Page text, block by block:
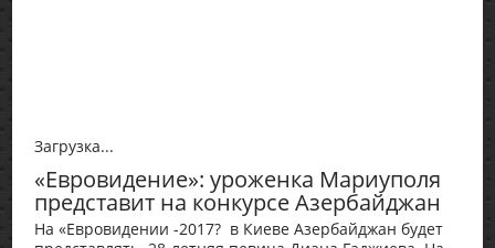
Загрузка...
«Евровидение»: уроженка Мариуполя
представит на конкурсе Азербайджан
На «Евровидении -2017? в Киеве Азербайджан будет